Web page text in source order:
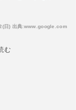
ドライカレーが
ボリューム、こ
。
のんびり考える
日) 出典:www.google.com
む